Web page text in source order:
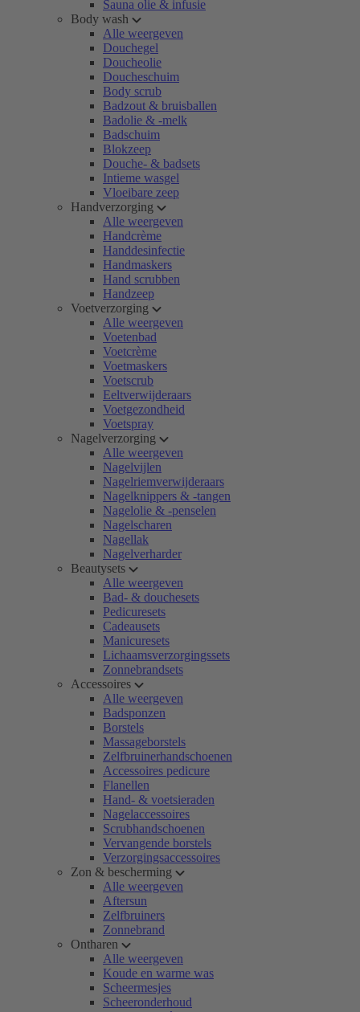
Sauna olie & infusie
Body wash
Alle weergeven
Douchegel
Doucheolie
Doucheschuim
Body scrub
Badzout & bruisballen
Badolie & -melk
Badschuim
Blokzeep
Douche- & badsets
Intieme wasgel
Vloeibare zeep
Handverzorging
Alle weergeven
Handcrème
Handdesinfectie
Handmaskers
Hand scrubben
Handzeep
Voetverzorging
Alle weergeven
Voetenbad
Voetcrème
Voetmaskers
Voetscrub
Eeltverwijderaars
Voetgezondheid
Voetspray
Nagelverzorging
Alle weergeven
Nagelvijlen
Nagelriemverwijderaars
Nagelknippers & -tangen
Nagelolie & -penselen
Nagelscharen
Nagellak
Nagelverharder
Beautysets
Alle weergeven
Bad- & douchesets
Pedicuresets
Cadeausets
Manicuresets
Lichaamsverzorgingssets
Zonnebrandsets
Accessoires
Alle weergeven
Badsponzen
Borstels
Massageborstels
Zelfbruinerhandschoenen
Accessoires pedicure
Flanellen
Hand- & voetsieraden
Nagelaccessoires
Scrubhandschoenen
Vervangende borstels
Verzorgingsaccessoires
Zon & bescherming
Alle weergeven
Aftersun
Zelfbruiners
Zonnebrand
Ontharen
Alle weergeven
Koude en warme was
Scheermesjes
Scheeronderhoud